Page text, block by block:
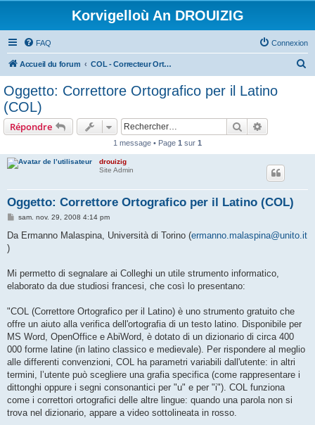
Korvigelloù An DROUIZIG
FAQ Connexion
Accueil du forum COL - Correcteur Orthographique Latin - Latin Spell Checker
Oggetto: Correttore Ortografico per il Latino
(COL)
Répondre Rechercher
1 message • Page 1 sur 1
drouizig
Site Admin
Oggetto: Correttore Ortografico per il Latino (COL)
M
s
sam. nov. 29, 2008 4:14 pm
Da Ermanno Malaspina, Università di Torino (ermanno.malaspina@unito.it
)
Mi permetto di segnalare ai Colleghi un utile strumento informatico,
elaborato da due studiosi francesi, che così lo presentano:
"COL (Correttore Ortografico per il Latino) è uno strumento gratuito che
offre un aiuto alla verifica dell'ortografia di un testo latino. Disponibile per
MS Word, OpenOffice e AbiWord, è dotato di un dizionario di circa 400
000 forme latine (in latino classico e medievale). Per rispondere al meglio
alle differenti convenzioni, COL ha parametri variabili dall'utente: in altri
termini, l’utente può scegliere una grafia specifica (come rappresentare i
dittonghi oppure i segni consonantici per "u" e per "i"). COL funziona
come i correttori ortografici delle altre lingue: quando una parola non si
trova nel dizionario, appare a video sottolineata in rosso.